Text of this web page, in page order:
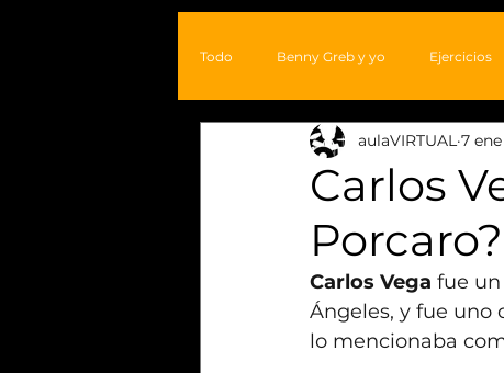
Todo Benny Greb y yo Ejercicios
Transcripciones
Carlos
Porcaro?
aulaVIRTUAL 7
Carlos Vega fue
Ángeles, y fue uno
lo mencionaba